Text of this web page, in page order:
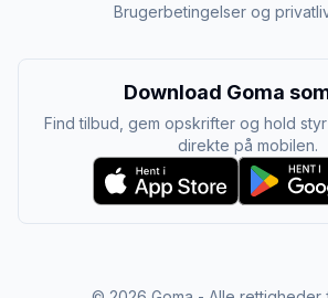
Brugerbetingelser og
Download Goma
Find tilbud, gem opskrifter og hold
direkte på mobilen.